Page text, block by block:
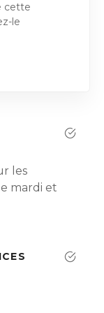
cette
le
les
mardi et